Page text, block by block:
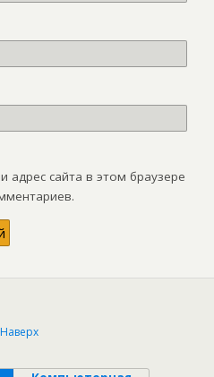
сайта в этом браузере
Наверх